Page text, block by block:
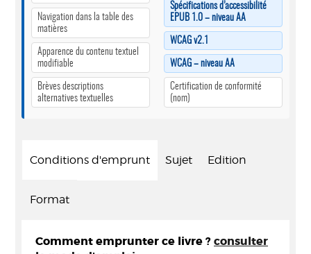
Navigation dans la table des
matières
Apparence du contenu textuel
modifiable
Brèves descriptions
alternatives textuelles
Spécifications d’accessibilité
EPUB 1.0 – niveau AA
WCAG v2.1
WCAG – niveau AA
Certification de conformité
(nom)
Conditions d'emprunt Sujet Edition
Format
Comment emprunter ce livre ? consulter